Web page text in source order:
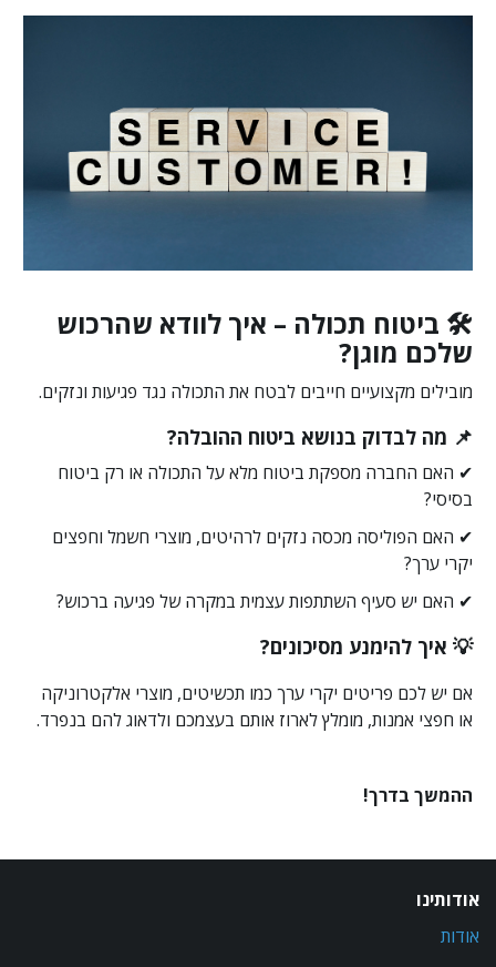
🛠️ ביטוח תכולה – איך לוודא שהרכוש
שלכם מוגן?
מובילים מקצועיים חייבים לבטח את התכולה נגד פגיעות ונזקים.
📌 מה לבדוק בנושא ביטוח ההובלה?
✔ האם החברה מספקת ביטוח מלא על התכולה או רק ביטוח
בסיסי?
✔ האם הפוליסה מכסה נזקים לרהיטים, מוצרי חשמל וחפצים
יקרי ערך?
✔ האם יש סעיף השתתפות עצמית במקרה של פגיעה ברכוש?
💡 איך להימנע מסיכונים?
אם יש לכם פריטים יקרי ערך כמו תכשיטים, מוצרי אלקטרוניקה
או חפצי אמנות, מומלץ לארוז אותם בעצמכם ולדאוג להם בנפרד.
ההמשך בדרך!
אודותינו
אודות